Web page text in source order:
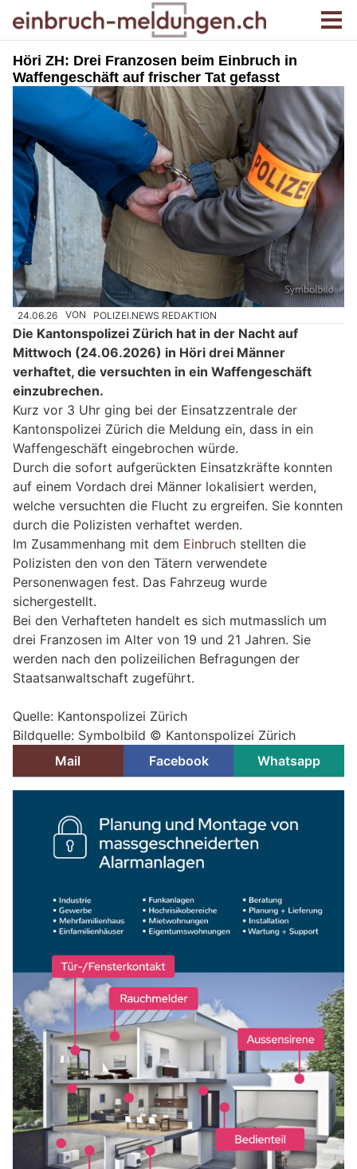
Höri ZH: Drei Franzosen beim Einbruch in
Waffengeschäft auf frischer Tat gefasst
24.06.26 VON POLIZEI.NEWS REDAKTION
Die Kantonspolizei Zürich hat in der Nacht auf
Mittwoch (24.06.2026) in Höri drei Männer
verhaftet, die versuchten in ein Waffengeschäft
einzubrechen.
Kurz vor 3 Uhr ging bei der Einsatzzentrale der
Kantonspolizei Zürich die Meldung ein, dass in ein
Waffengeschäft eingebrochen würde.
Durch die sofort aufgerückten Einsatzkräfte konnten
auf einem Vordach drei Männer lokalisiert werden,
welche versuchten die Flucht zu ergreifen. Sie konnten
durch die Polizisten verhaftet werden.
Im Zusammenhang mit dem Einbruch stellten die
Polizisten den von den Tätern verwendete
Personenwagen fest. Das Fahrzeug wurde
sichergestellt.
Bei den Verhafteten handelt es sich mutmasslich um
drei Franzosen im Alter von 19 und 21 Jahren. Sie
werden nach den polizeilichen Befragungen der
Staatsanwaltschaft zugeführt.
Quelle: Kantonspolizei Zürich
Bildquelle: Symbolbild © Kantonspolizei Zürich
Mail
Facebook Whatsapp